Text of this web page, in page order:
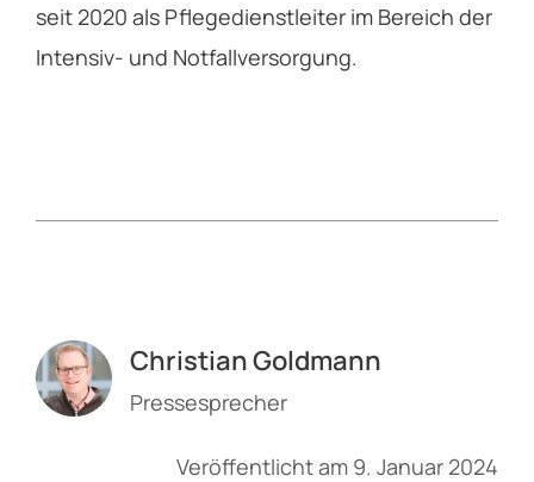
seit 2020 als Pflegedienstleiter im Bereich der
Intensiv- und Notfallversorgung.
Christian Goldmann
Pressesprecher
Veröffentlicht am 9. Januar 2024